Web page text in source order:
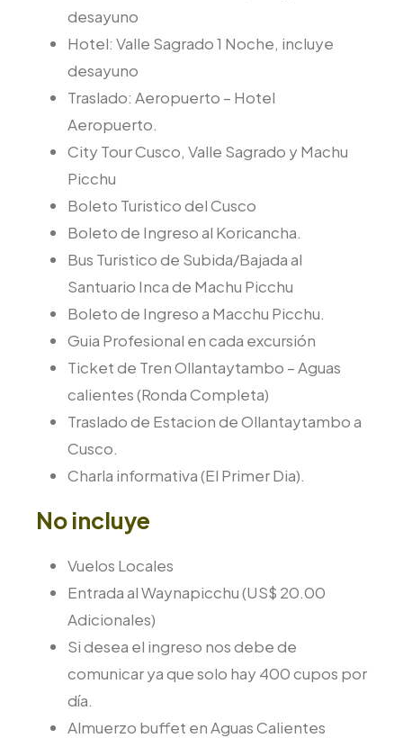
desayuno
Hotel: Valle Sagrado 1 Noche, incluye
desayuno
Traslado: Aeropuerto – Hotel
Aeropuerto.
City Tour Cusco, Valle Sagrado y Machu
Picchu
Boleto Turistico del Cusco
Boleto de Ingreso al Koricancha.
Bus Turistico de Subida/Bajada al
Santuario Inca de Machu Picchu
Boleto de Ingreso a Macchu Picchu.
Guia Profesional en cada excursión
Ticket de Tren Ollantaytambo – Aguas
calientes (Ronda Completa)
Traslado de Estacion de Ollantaytambo a
Cusco.
Charla informativa (El Primer Dia).
No incluye
Vuelos Locales
Entrada al Waynapicchu (US$ 20.00
Adicionales)
Si desea el ingreso nos debe de
comunicar ya que solo hay 400 cupos por
día.
Almuerzo buffet en Aguas Calientes